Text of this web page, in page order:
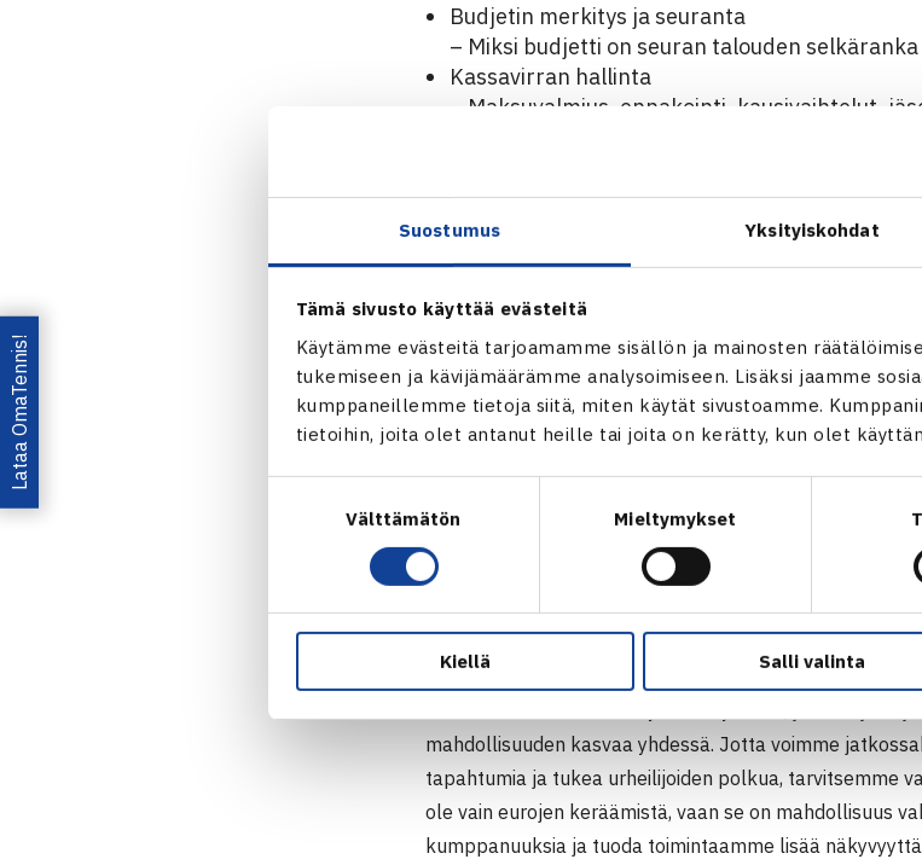
Suostumus Yksityiskohdat
Tämä sivusto käyttää evästeitä
Käytämme evästeitä tarjoamamme sisällön ja mainosten
tukemiseen ja kävijämäärämme analysoimiseen. Lisäksi jaamme
kumppaneillemme tietoja siitä, miten käytät sivustoamme.
tietoihin, joita olet antanut heille tai joita on kerätty, kun olet
Välttämätön Mieltymykset
Kiellä Salli valinta
Budjetin merkitys ja seuranta
– Miksi budjetti on seuran talouden
Kassavirran hallinta
– Maksuvalmius, ennakointi, kausivaihtelut,
Kulujen priorisointi ja seuranta
– Mitkä kulut tuottavat eniten vaikuttavuutta
Raportointi ja läpinäkyvyys
kasvavat.
Riskienhallinta ja varautuminen
– Mitä tehdä, jos tärkeä tukija lähtee tai
Osan 1 esiintyjänä ja vastuuhenkilönä toimii talousjohtaja
Seuraesimerkki: Espoon Verkkopalloseuran
heidän seuran esimerkkien kautta
EVS:n taloushallinnan käytänteistä.
Talouswebinaari osa 2: Talouden resurssit ja
mahdollisuuden kasvaa yhdessä. Jotta voimme
tapahtumia ja tukea urheilijoiden polkua, tarvitsemme
ole vain eurojen keräämistä, vaan se on mahdollisuus
kumppanuuksia ja tuoda toimintaamme lisää
Lataa OmaTennis!